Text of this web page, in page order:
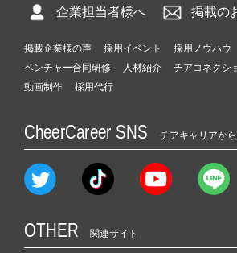
企業担当者様へ 掲載の
掲載企業様の声 採用イベント 採用ノウハウ
ベンチャー合同研修
人材紹介 チアコネクシ
動画制作
採用代行
CheerCareer SNS チアキャリアか
OTHER 関連サイト